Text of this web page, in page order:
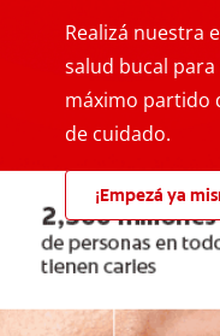
Realizá nuestra
salud bucal para
máximo partido
de cuidado.
¡Empezá ya